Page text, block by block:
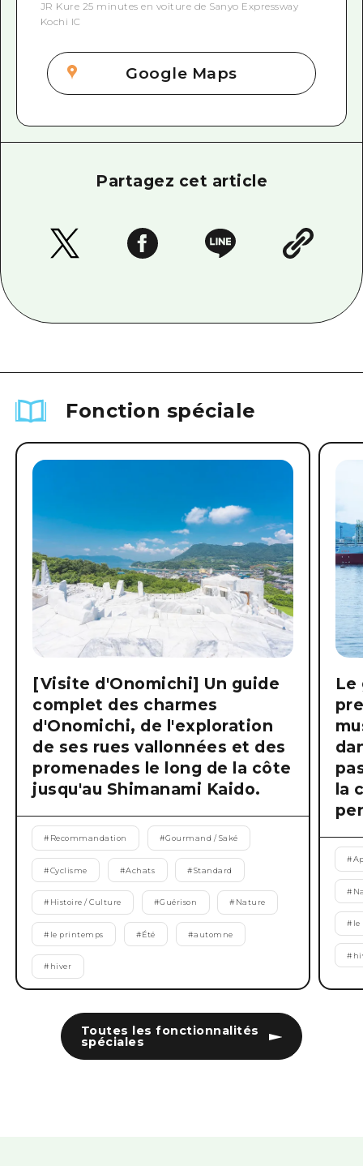
JR Kure 25 minutes en voiture de Sanyo Expressway
Kochi IC
Google Maps
Partagez cet article
Fonction spéciale
Toutes les fonctionnalités
spéciales
[Visite d'Onomichi] Un guide
complet des charmes
d'Onomichi, de l'exploration
de ses rues vallonnées et des
promenades le long de la côte
jusqu'au Shimanami Kaido.
# Recommandation #Gourmand / Saké
#Cyclisme #Achats #Standard
# Histoire / Culture #Guérison # Nature
# le printemps #Été #automne
# hiver
Le
la
#
#
# le
#